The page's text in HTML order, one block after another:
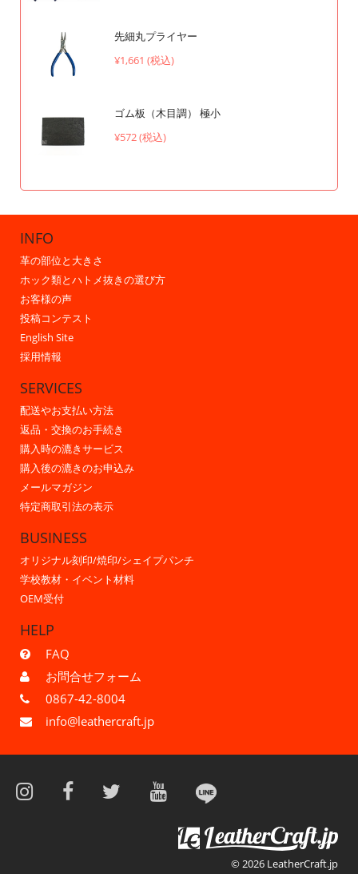
先細丸プライヤー
¥1,661 (税込)
ゴム板（木目調） 極小
¥572 (税込)
INFO
革の部位と大きさ
ホック類とハトメ抜きの選び方
お客様の声
投稿コンテスト
English Site
採用情報
SERVICES
配送やお支払い方法
返品・交換のお手続き
購入時の漉きサービス
購入後の漉きのお申込み
メールマガジン
特定商取引法の表示
BUSINESS
オリジナル刻印/焼印/シェイプパンチ
学校教材・イベント材料
OEM受付
HELP
FAQ
お問合せフォーム
0867-42-8004
info@leathercraft.jp
© 2026 LeatherCraft.jp